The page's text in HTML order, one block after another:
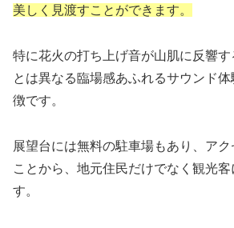
美しく見渡すことができます。
特に花火の打ち上げ音が山肌に反響
とは異なる臨場感あふれるサウンド
徴です。
展望台には無料の駐車場もあり、ア
ことから、地元住民だけでなく観光客
す。